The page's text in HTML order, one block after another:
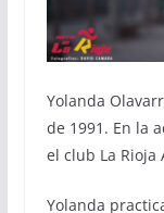
Yolanda
de 1991. En la
el club La Rioja
Yolanda